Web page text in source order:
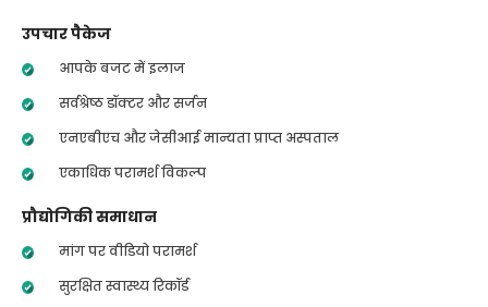
उपचार पैकेज
आपके बजट में इलाज
सर्वश्रेष्ठ डॉक्टर और सर्जन
एनएबीएच और जेसीआई मान्यता प्राप्त अस्पताल
एकाधिक परामर्श विकल्प
प्रौद्योगिकी समाधान
मांग पर वीडियो परामर्श
सुरक्षित स्वास्थ्य रिकॉर्ड